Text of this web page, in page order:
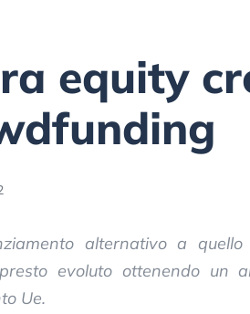
equity
alternativo a quello
evoluto ottenendo un
Ue.